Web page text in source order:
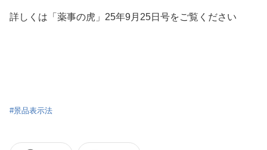
詳しくは「薬事の虎」25年9月25日号をご覧ください
#景品表示法